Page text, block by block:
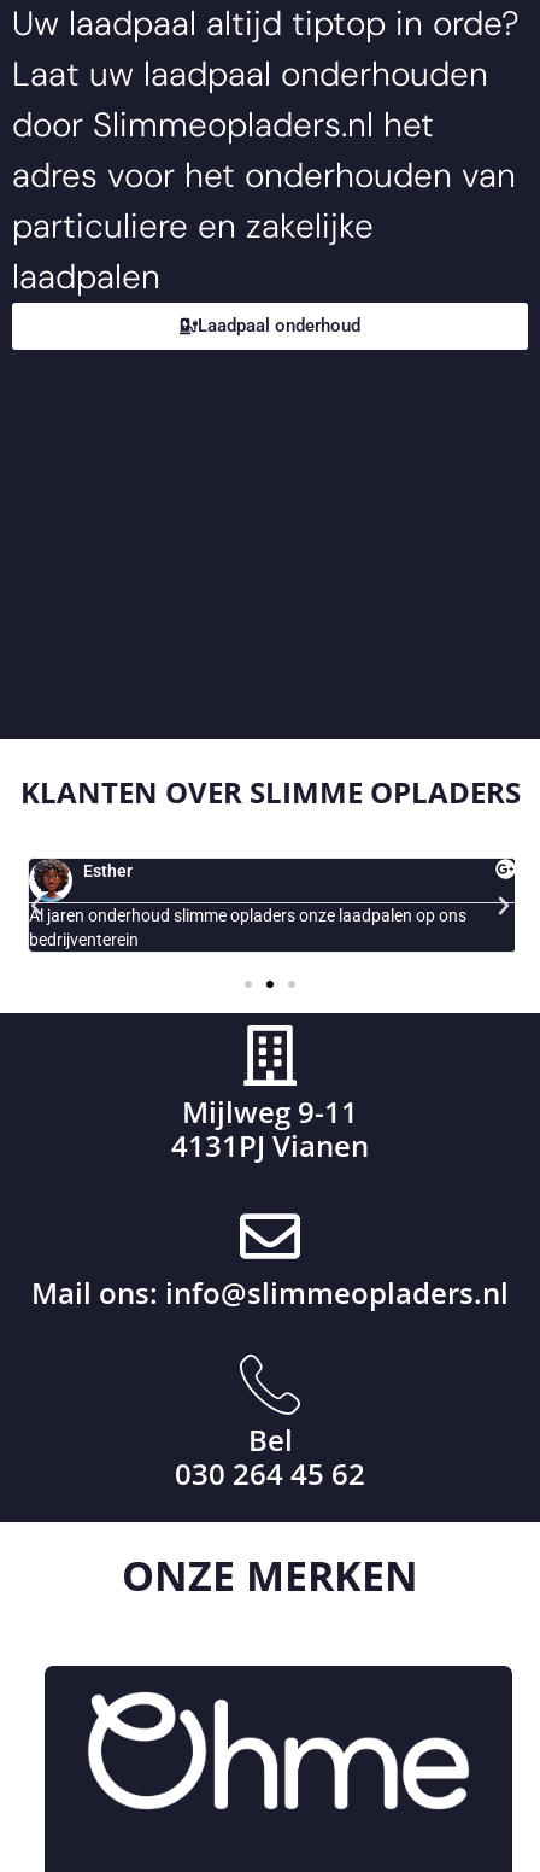
Uw laadpaal altijd tiptop in orde?
Laat uw laadpaal onderhouden
door Slimmeopladers.nl het
adres voor het onderhouden van
particuliere en zakelijke
laadpalen
Laadpaal onderhoud
KLANTEN OVER SLIMME OPLADERS
Esther
Al jaren onderhoud slimme opladers onze laadpalen op ons
bedrijventerein
Mijlweg 9-11
4131PJ Vianen
Mail ons: info@slimmeopladers.nl
Bel
030 264 45 62
ONZE MERKEN